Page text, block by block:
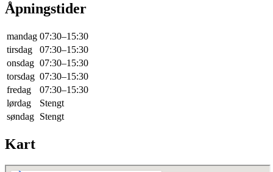
Åpningstider
mandag 07:30–15:30
tirsdag
07:30–15:30
onsdag 07:30–15:30
torsdag 07:30–15:30
fredag
07:30–15:30
lørdag
Stengt
søndag Stengt
Kart